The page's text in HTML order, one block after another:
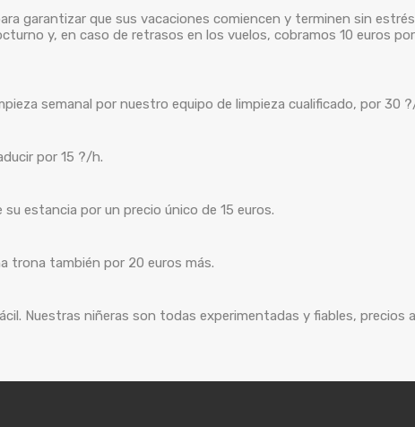
garantizar que sus vacaciones comiencen y terminen sin
y, en caso de retrasos en los vuelos, cobramos 10 euros
semanal por nuestro equipo de limpieza cualificado, por 30
por 15 ?/h.
estancia por un precio único de 15 euros.
trona también por 20 euros más.
Nuestras niñeras son todas experimentadas y fiables, precios